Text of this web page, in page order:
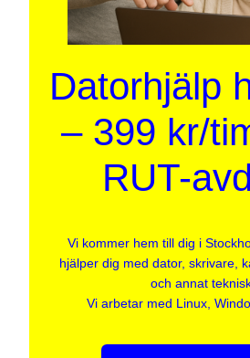
Datorhjälp
– 399 kr/
RUT-
Vi kommer hem till dig i
hjälper dig med dator, skrivare,
och annat
Vi arbetar med Linux,